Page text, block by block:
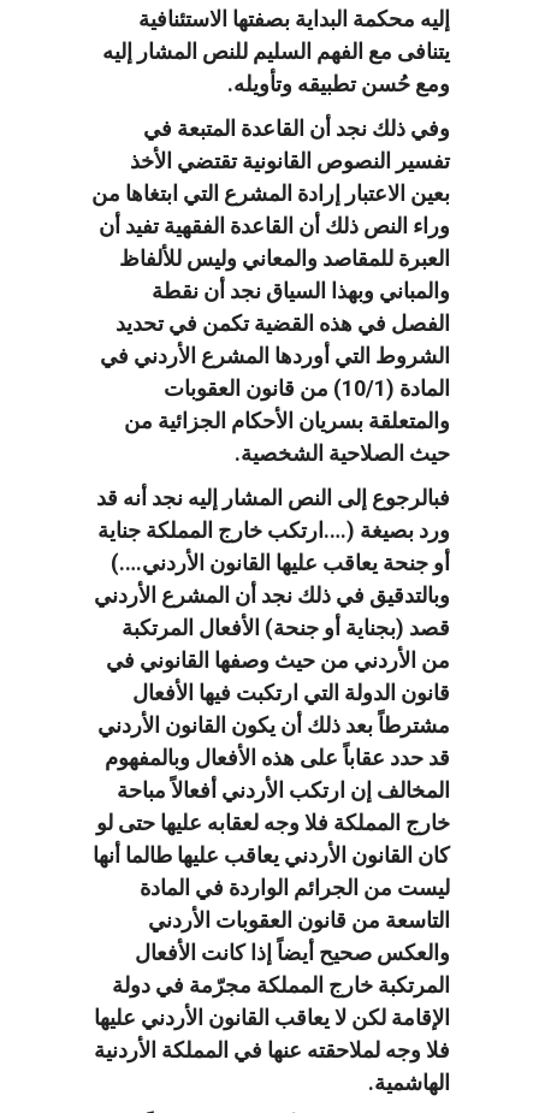
إليه محكمة البداية بصفتها الاستئنافية
يتنافى مع الفهم السليم للنص المشار إليه
ومع حُسن تطبيقه وتأويله.
وفي ذلك نجد أن القاعدة المتبعة في
تفسير النصوص القانونية تقتضي الأخذ
بعين الاعتبار إرادة المشرع التي ابتغاها من
وراء النص ذلك أن القاعدة الفقهية تفيد أن
العبرة للمقاصد والمعاني وليس للألفاظ
والمباني وبهذا السياق نجد أن نقطة
الفصل في هذه القضية تكمن في تحديد
الشروط التي أوردها المشرع الأردني في
المادة (10/1) من قانون العقوبات
والمتعلقة بسريان الأحكام الجزائية من
حيث الصلاحية الشخصية.
فبالرجوع إلى النص المشار إليه نجد أنه قد
ورد بصيغة (….ارتكب خارج المملكة جناية
أو جنحة يعاقب عليها القانون الأردني….)
وبالتدقيق في ذلك نجد أن المشرع الأردني
قصد (بجناية أو جنحة) الأفعال المرتكبة
من الأردني من حيث وصفها القانوني في
قانون الدولة التي ارتكبت فيها الأفعال
مشترطاً بعد ذلك أن يكون القانون الأردني
قد حدد عقاباً على هذه الأفعال وبالمفهوم
المخالف إن ارتكب الأردني أفعالاً مباحة
خارج المملكة فلا وجه لعقابه عليها حتى لو
كان القانون الأردني يعاقب عليها طالما أنها
ليست من الجرائم الواردة في المادة
التاسعة من قانون العقوبات الأردني
والعكس صحيح أيضاً إذا كانت الأفعال
المرتكبة خارج المملكة مجرّمة في دولة
الإقامة لكن لا يعاقب القانون الأردني عليها
فلا وجه لملاحقته عنها في المملكة الأردنية
الهاشمية.